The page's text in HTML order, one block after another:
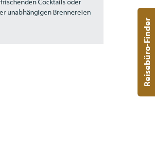
unabhängigen Brennereien
Reisebüro-Finder